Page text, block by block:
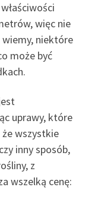
więc nie
wiemy, niektóre
może być
uprawy, które
wszystkie
inny sposób,
z
wszelką cenę: